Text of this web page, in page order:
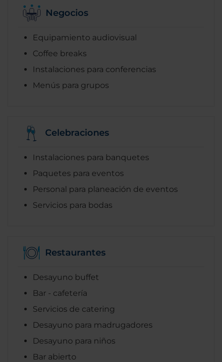
Negocios
Equipamiento audiovisual
Coffee breaks
Instalaciones para conferencias
Menús para grupos
Celebraciones
Instalaciones para banquetes
Paquetes para eventos
Personal para planeación de eventos
Servicios para bodas
Restaurantes
Desayuno buffet
Bar - cafetería
Servicios de catering
Desayuno para madrugadores
Desayuno para niños
Bar abierto